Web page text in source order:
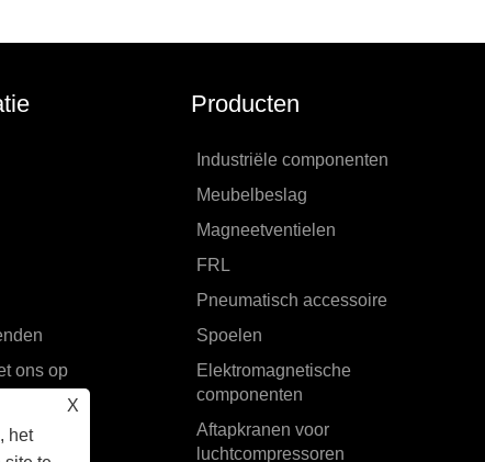
X
het
ons op
Producten
Industriële componenten
Meubelbeslag
Magneetventielen
FRL
Pneumatisch accessoire
Spoelen
Elektromagnetische
componenten
Aftapkranen voor
luchtcompressoren